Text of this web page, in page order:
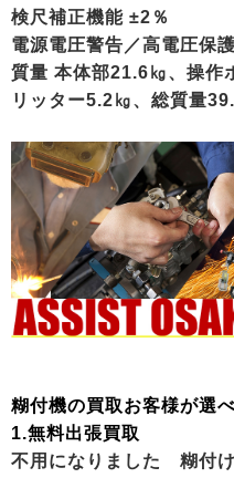
検尺補正機能 ±2％
電源電圧警告／高電圧保
質量 本体部21.6㎏、操作
リッター5.2㎏、総質量
糊付機の買取お客様が選
1.無料出張買取
不用になりました 糊付